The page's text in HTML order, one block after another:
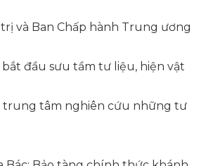
và Ban Chấp hành Trung ương
đầu sưu tầm tư liệu, hiện vật
trung tâm nghiên cứu những tư